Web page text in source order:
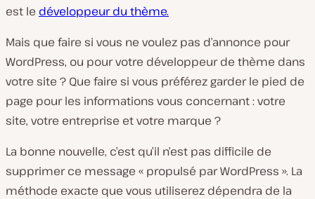
est le développeur du thème.
Mais que faire si vous ne voulez pas d’annonce pour
WordPress, ou pour votre développeur de thème dans
votre site ? Que faire si vous préférez garder le pied de
page pour les informations vous concernant : votre
site, votre entreprise et votre marque ?
La bonne nouvelle, c’est qu’il n’est pas difficile de
supprimer ce message « propulsé par WordPress ». La
méthode exacte que vous utiliserez dépendra de la